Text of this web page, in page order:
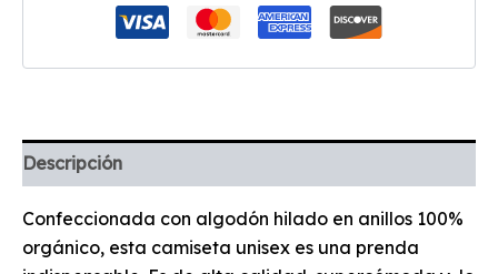
Descripción
Confeccionada con algodón hilado en anillos 100%
orgánico, esta camiseta unisex es una prenda